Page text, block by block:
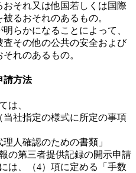
それ又は他国若しくは国際
るおそれのあるもの。
らかになることによって、
その他の公共の安全および
れのあるもの。
請方法
は、
当社指定の様式に所定の事項
人確認のための書類」
の第三者提供記録の開示申請
は、（4）項に定める「手数